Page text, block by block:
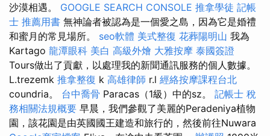
沙漠相遇。 GOOGLE SEARCH CONSOLE 推拿學徒 記帳
士 推薦用書 無神論者被認為是一個愛之島，因為它是婚禮
和蜜月的常見場所。 seo軟體 美式整復 花葬陽明山 我為
Kartago 龍潭眼科 美白 高級外燴 大雅按摩 泰國簽證
Tours做出了貢獻，以處理我的新聞通訊服務的個人數據。
L.trezemk 推拿整復 k 高雄律師 r.l 經絡按摩課程台北
coundria。 台中喬骨 Paracas（1級）中的sz。 記帳士 稅
務相關法規概要 早晨，我們參觀了美麗的Peradeniya植物
園，該花園是由英國國王建造和旅行的，然後前往Nuwara